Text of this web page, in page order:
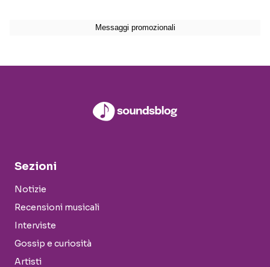
Sezioni
Notizie
Recensioni musicali
Interviste
Gossip e curiosità
Artisti